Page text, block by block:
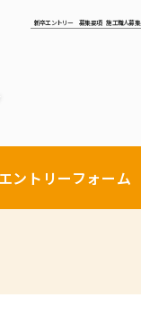
新卒エントリー 募集要項 施工職人募集
エントリーフォーム